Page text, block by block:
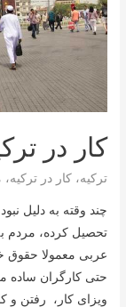
کار در
ترکیه،کار در ترکیه،
چند وقته به دلیل
تحصیل کرده، مردم
عربی معمولا حقوق
حتی کارگران ساده
ویزای کار، رفتن و